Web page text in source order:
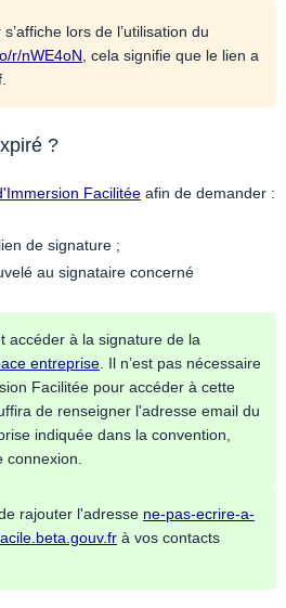
lors de l’utilisation du
r/nWE4oN, cela signifie que le lien a
?
Facilitée afin de demander :
de signature ;
au signataire concerné
accéder à la signature de la
entreprise. Il n’est pas nécessaire
Facilitée pour accéder à cette
de renseigner l'adresse email du
indiquée dans la convention,
connexion.
rajouter l'adresse ne-pas-ecrire-a-
à vos contacts